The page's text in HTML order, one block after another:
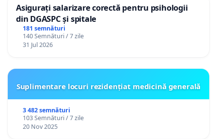
Asigurați salarizare corectă pentru psihologii
din DGASPC și spitale
181 semnături
140 Semnături / 7 zile
31 Jul 2026
Suplimentare locuri rezidențiat medicină generală
3 482 semnături
103 Semnături / 7 zile
20 Nov 2025